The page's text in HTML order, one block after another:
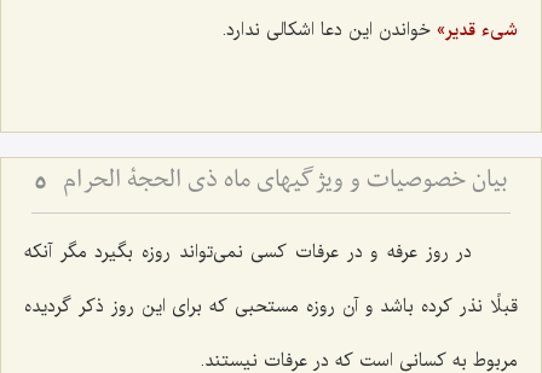
شى‌ء قدیر» خواندن این دعا اشکالى ندارد.
بیان خصوصیات و ویژگیهای ماه ذی الحجة الحرام 5
در روز عرفه و در عرفات کسى نمى‌تواند روزه بگیرد مگر آنکه
قبلًا نذر کرده باشد و آن روزه مستحبى که براى این روز ذکر گردیده
مربوط به کسانى است که در عرفات نیستند.